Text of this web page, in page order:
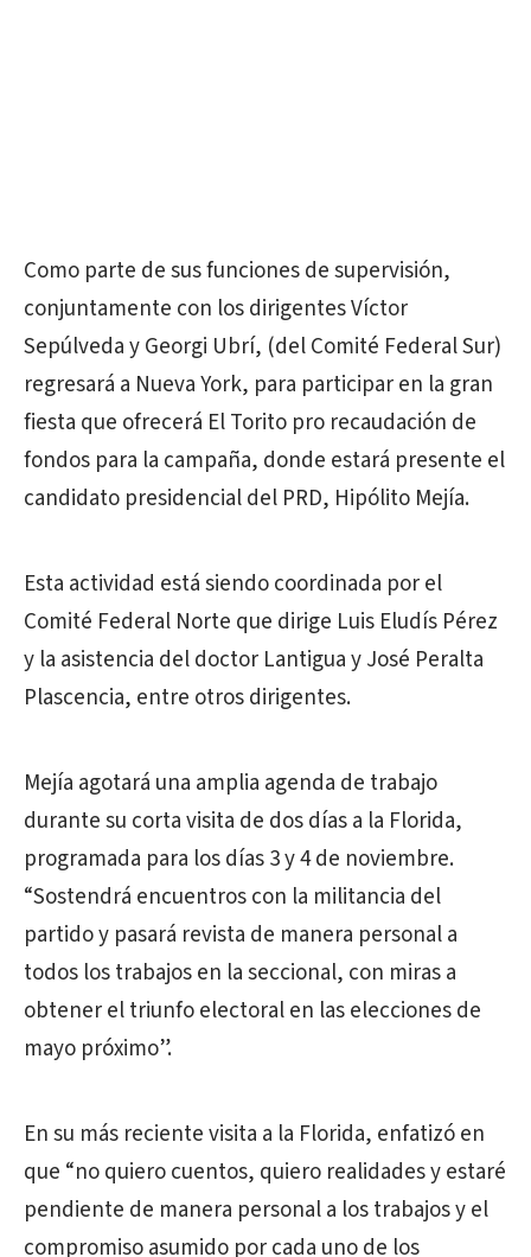
Como parte de sus funciones de supervisión,
conjuntamente con los dirigentes Víctor
Sepúlveda y Georgi Ubrí, (del Comité Federal Sur)
regresará a Nueva York, para participar en la gran
fiesta que ofrecerá El Torito pro recaudación de
fondos para la campaña, donde estará presente el
candidato presidencial del PRD, Hipólito Mejía.
Esta actividad está siendo coordinada por el
Comité Federal Norte que dirige Luis Eludís Pérez
y la asistencia del doctor Lantigua y José Peralta
Plascencia, entre otros dirigentes.
Mejía agotará una amplia agenda de trabajo
durante su corta visita de dos días a la Florida,
programada para los días 3 y 4 de noviembre.
“Sostendrá encuentros con la militancia del
partido y pasará revista de manera personal a
todos los trabajos en la seccional, con miras a
obtener el triunfo electoral en las elecciones de
mayo próximo”.
En su más reciente visita a la Florida, enfatizó en
que “no quiero cuentos, quiero realidades y estaré
pendiente de manera personal a los trabajos y el
compromiso asumido por cada uno de los